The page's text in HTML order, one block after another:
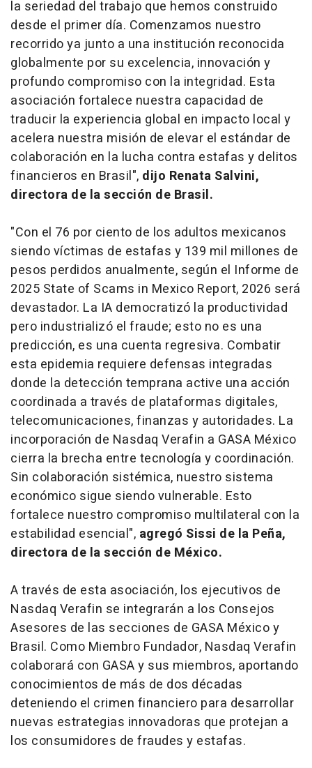
la seriedad del trabajo que hemos construido
desde el primer día. Comenzamos nuestro
recorrido ya junto a una institución reconocida
globalmente por su excelencia, innovación y
profundo compromiso con la integridad. Esta
asociación fortalece nuestra capacidad de
traducir la experiencia global en impacto local y
acelera nuestra misión de elevar el estándar de
colaboración en la lucha contra estafas y delitos
financieros en Brasil", dijo Renata Salvini,
directora de la sección de Brasil.
"Con el 76 por ciento de los adultos mexicanos
siendo víctimas de estafas y 139 mil millones de
pesos perdidos anualmente, según el Informe de
2025 State of Scams in Mexico Report, 2026 será
devastador. La IA democratizó la productividad
pero industrializó el fraude; esto no es una
predicción, es una cuenta regresiva. Combatir
esta epidemia requiere defensas integradas
donde la detección temprana active una acción
coordinada a través de plataformas digitales,
telecomunicaciones, finanzas y autoridades. La
incorporación de Nasdaq Verafin a GASA México
cierra la brecha entre tecnología y coordinación.
Sin colaboración sistémica, nuestro sistema
económico sigue siendo vulnerable. Esto
fortalece nuestro compromiso multilateral con la
estabilidad esencial", agregó Sissi de la Peña,
directora de la sección de México.
A través de esta asociación, los ejecutivos de
Nasdaq Verafin se integrarán a los Consejos
Asesores de las secciones de GASA México y
Brasil. Como Miembro Fundador, Nasdaq Verafin
colaborará con GASA y sus miembros, aportando
conocimientos de más de dos décadas
deteniendo el crimen financiero para desarrollar
nuevas estrategias innovadoras que protejan a
los consumidores de fraudes y estafas.